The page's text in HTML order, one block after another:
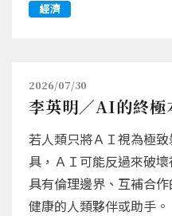
經濟
2026/07/30
李英明／AI的終極
若人類只將ＡＩ視為極
具，ＡＩ可能反過來破
具有倫理邊界、互補合
健康的人類夥伴或助手。